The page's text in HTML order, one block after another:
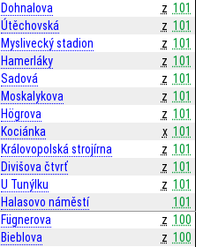
Dohnalova
z 101
Útěchovská
z 101
Myslivecký stadion
z 101
Hamerláky
z 101
Sadová
z 101
Moskalykova
z 101
Högrova
z 101
Kociánka
x 101
Královopolská strojírna
z 101
Divišova čtvrť
z 101
U Tunýlku
z 101
Halasovo náměstí
101
Fügnerova
z 100
Bieblova
z 100